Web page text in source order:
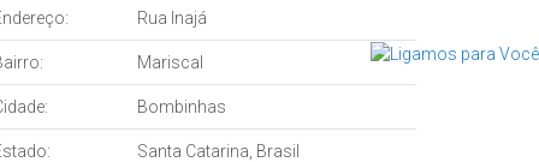
Rua Inajá
Mariscal
Bombinhas
Santa Catarina, Brasil